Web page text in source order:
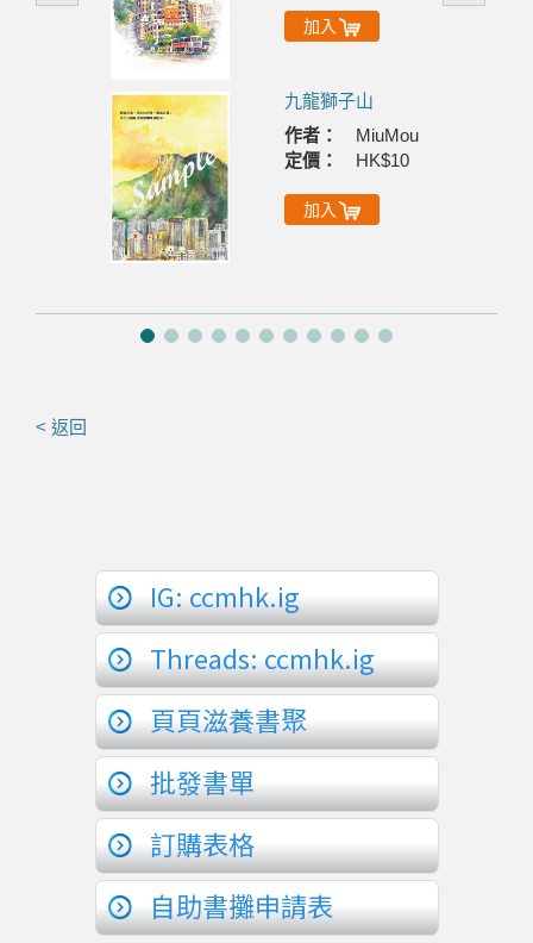
加入
九龍獅子山
作者：
MiuMou
定價：
HK$10
加入
< 返回
IG: ccmhk.ig
Threads: ccmhk.ig
頁頁滋養書聚
批發書單
訂購表格
自助書攤申請表